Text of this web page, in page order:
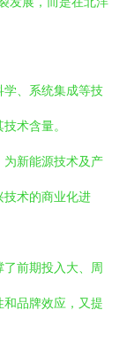
学、系统集成等技
术含量。
为新能源技术及产
技术的商业化进
前期投入大、周
品牌效应，又提